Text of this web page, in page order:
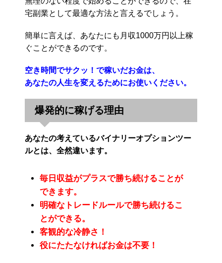
宅副業として最適な方法と言えるでしょう。
簡単に言えば、あなたにも月収1000万円以上稼
ぐことができるのです。
空き時間でサクッ！で稼いだお金は、
あなたの人生を変えるためにお使いください。
爆発的に稼げる理由
あなたの考えているバイナリーオプションツー
ルとは、全然違います。
毎日収益がプラスで勝ち続けることが
できます。
明確なトレードルールで勝ち続けるこ
とができる。
客観的な冷静さ！
役にたたなければお金は不要！